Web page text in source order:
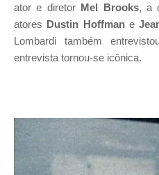
ator e diretor Mel Brooks, a
atores Dustin Hoffman e
Lombardi também
entrevista tornou-se icônica.